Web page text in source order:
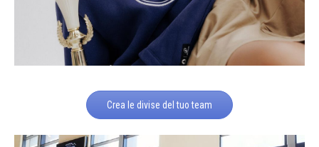
Crea le divise del tuo team